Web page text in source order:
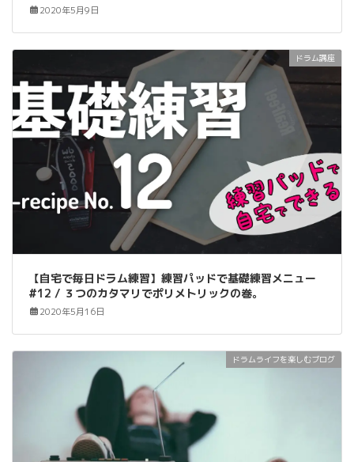
2020年5月9日
ドラム講座
【自宅で毎日ドラム練習】練習パッドで基礎練習メニュー
#12 / ３つのカタマリでポリメトリックの巻。
2020年5月16日
ドラムライフを楽しむブログ